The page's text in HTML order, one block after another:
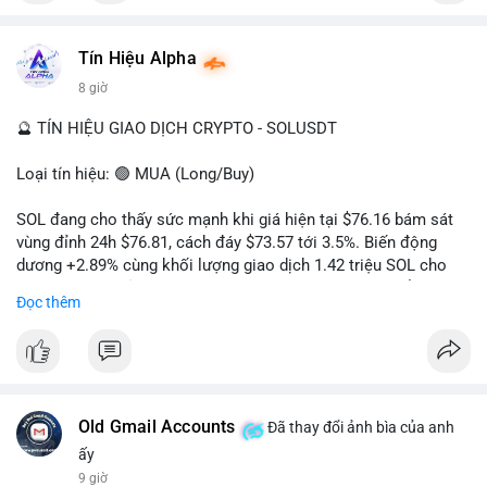
#dongtienlonTín Hiệu Alpha
8 giờ
🔮 TÍN HIỆU GIAO DỊCH CRYPTO - SOLUSDT
Loại tín hiệu: 🟢 MUA (Long/Buy)
SOL đang cho thấy sức mạnh khi giá hiện tại $76.16 bám sát
vùng đỉnh 24h $76.81, cách đáy $73.57 tới 3.5%. Biến động
dương +2.89% cùng khối lượng giao dịch 1.42 triệu SOL cho
hoàn toàn nhịp điều chỉnh.
Khuyến nghị giao dịch cụ thể:
- Mục tiêu chốt lời: TP1: 77.50, TP2: 78.80
- Cắt lỗ: 74.90 (dưới vùng hỗ trợ gần nhất)
Đọc thêm
Old Gmail Accounts
Đã thay đổi ảnh bìa của anh
ấy
9 giờ